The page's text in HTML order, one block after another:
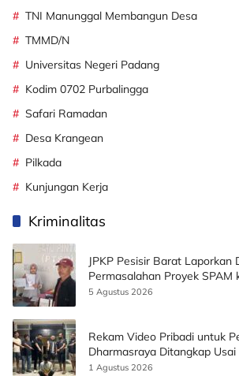
TNI Manunggal Membangun Desa
TMMD/N
Universitas Negeri Padang
Kodim 0702 Purbalingga
Safari Ramadan
Desa Krangean
Pilkada
Kunjungan Kerja
Kriminalitas
JPKP Pesisir Barat Laporkan
Permasalahan Proyek SPAM
5 Agustus 2026
Rekam Video Pribadi untuk
Dharmasraya Ditangkap
Korban
1 Agustus 2026